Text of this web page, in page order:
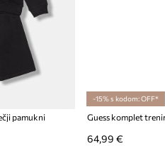
pamukni
-15% s kodom: OFF*
Guess komplet
64,99 €